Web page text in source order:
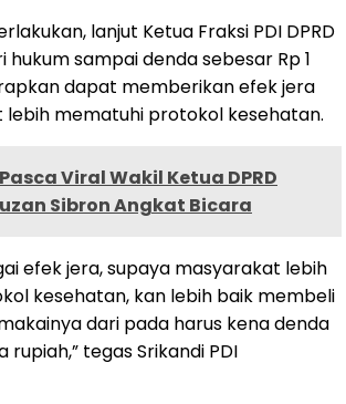
lanjut Ketua Fraksi PDI DPRD
hukum sampai denda sebesar Rp 1
dapat memberikan efek jera
mematuhi protokol kesehatan.
Pasca Viral Wakil Ketua DPRD
Sibron Angkat Bicara
efek jera, supaya masyarakat lebih
kesehatan, kan lebih baik membeli
dari pada harus kena denda
rupiah,” tegas Srikandi PDI